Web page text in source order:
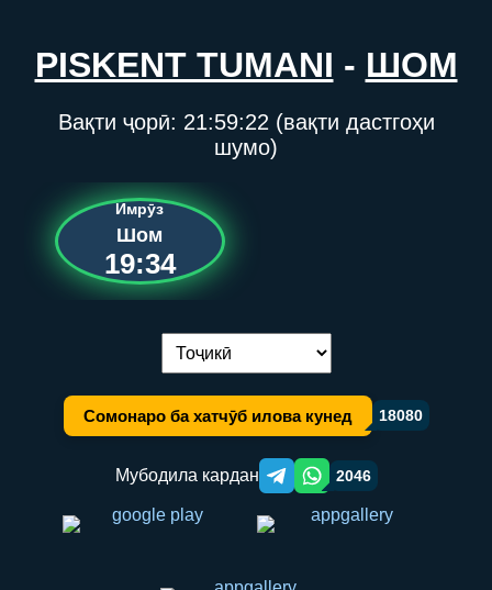
PISKENT TUMANI - ШОМ
Вақти ҷорӣ: 21:59:22 (вақти дастгоҳи
шумо)
Имрӯз
Шом
19:34
Иваз кардани забон:
Сомонаро ба хатчӯб илова кунед 18080
Мубодила кардан Telegram orqali ulashish
WhatsApp orqali ulashish
2046